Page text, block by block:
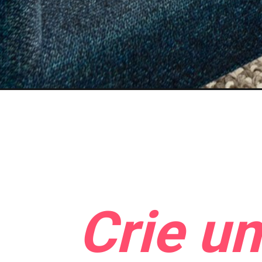
Crie